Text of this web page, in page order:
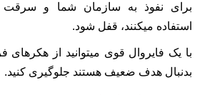
برای نفوذ به سازمان شما و سرقت
استفاده میکنند، قفل شود.
با یک فایروال قوی میتوانید از
بدنبال هدف ضعیف هستند جلوگیری کنید.